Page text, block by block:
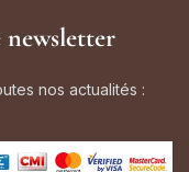
newsletter
nos actualités :